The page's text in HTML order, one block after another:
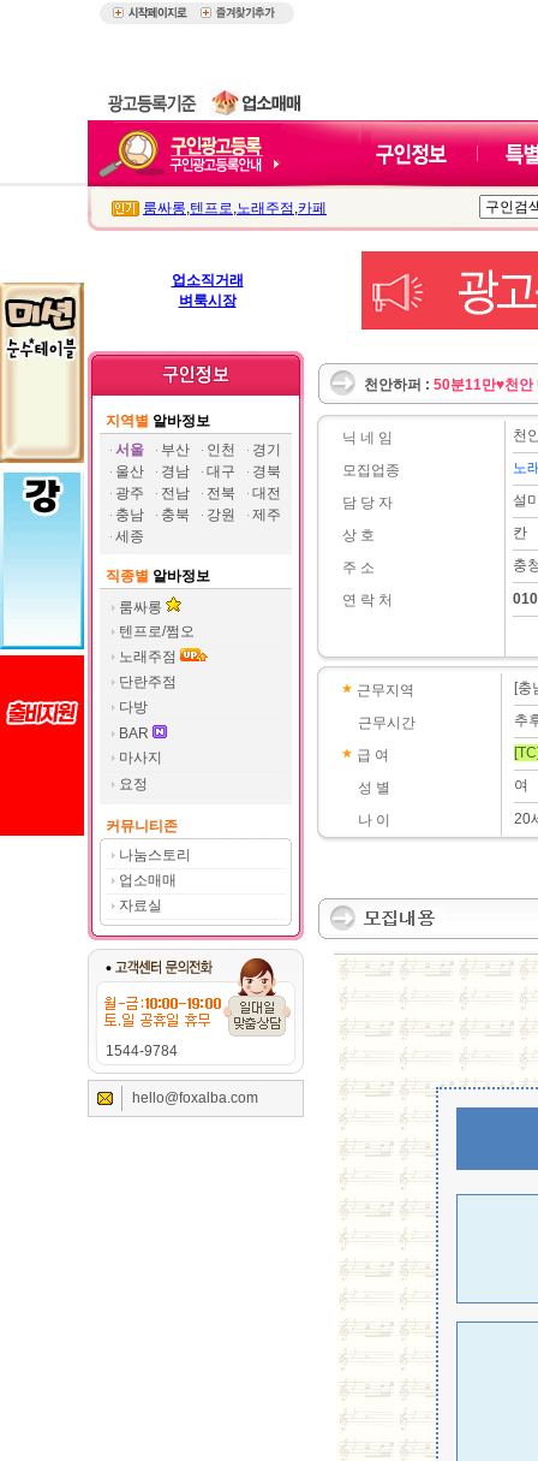
룸싸롱,텐프로,노래주점 ,카페
업소직거래
벼룩시장
지역별 알바정보
서울
부산 인천
경기
울산
경남 대구
경북
광주
전남 전북
대전
충남
충북 강원
제주
세종
직종별 알바정보
룸싸롱
텐프로/쩜오
노래주점
단란주점
다방
BAR
마사지
요정
커뮤니티존
나눔스토리
업소매매
자료실
1544-9784
hello@foxalba.com
천안하퍼 : 50분11만♥천안
닉 네 임
모집업종
담 당 자
상 호
주 소
연 락 처
천
노
설
칸
충
근무지역
근무시간
급 여
성 별
나 이
[충
추
여
20